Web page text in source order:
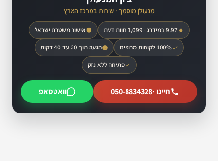
מנעולן מוסמך · שירות במרכז הארץ
9.97 במידרג · 1,099 חוות דעת אישור משטרת ישראל
100% לקוחות מרוצים הגעה תוך 20 עד 40 דקות
פתיחה ללא נזק
חייגו ·050-8834328 וואטסאפ